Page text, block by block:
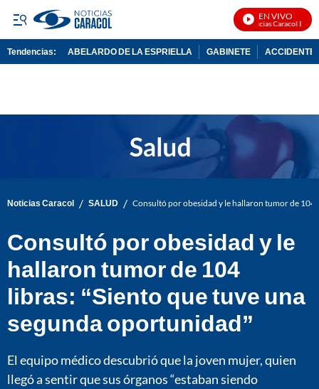
EN VIVO
Noticias Caracol En Vivo
Tendencias: ABELARDO DE LA ESPRIELLA GABINETE ACCIDENTE
Noticias Caracol / SALUD / Consultó por obesidad y le hallaron tumor de 104
Consultó por obesidad y le
hallaron tumor de 104
libras: “Siento que tuve una
segunda oportunidad”
El equipo médico descubrió que la joven mujer, quien
llegó a sentir que sus órganos “estaban siendo